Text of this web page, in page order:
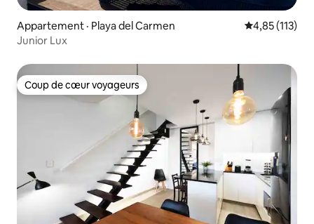
Appartement · Playa del Carmen Note
4,85 (113)
Junior Lux
Coup de cœur voyageurs
Coup de cœur voyageurs